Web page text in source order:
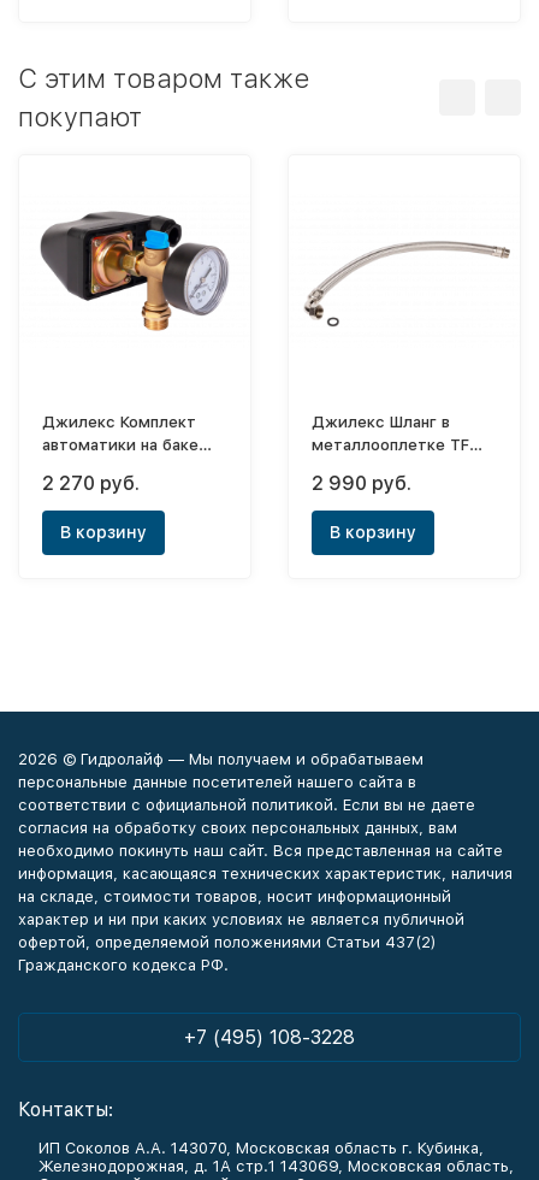
C этим товаром также
покупают
Джилекс Комплект
автоматики на баке
2 270 руб.
В корзину
Джилекс Шланг в
металлооплетке TF
2 990 руб.
В корзину
2026 © Гидролайф — Мы получаем и обрабатываем
персональные данные посетителей нашего сайта в
соответствии с официальной политикой. Если вы не даете
согласия на обработку своих персональных данных, вам
необходимо покинуть наш сайт. Вся представленная на сайте
информация, касающаяся технических характеристик, наличия
на складе, стоимости товаров, носит информационный
характер и ни при каких условиях не является публичной
офертой, определяемой положениями Статьи 437(2)
Гражданского кодекса РФ.
+7 (495) 108-3228
Контакты:
ИП Соколов А.А. 143070, Московская область г. Кубинка,
Железнодорожная, д. 1А стр.1 143069, Московская область,